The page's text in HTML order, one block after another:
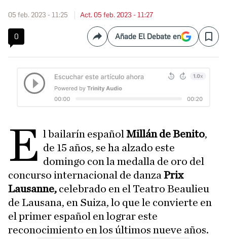
05 feb. 2023 - 11:25 Act. 05 feb. 2023 - 11:27
0 CompartirAñade El Debate en Save
E l bailarín españolMillán de Benito,
de 15 años, se ha alzado este
domingo con la medalla de oro del
concurso internacional de danza Prix
Lausanne, celebrado en el Teatro Beaulieu
de Lausana, en Suiza, lo que le convierte en
el primer español en lograr este
reconocimiento en los últimos nueve años.